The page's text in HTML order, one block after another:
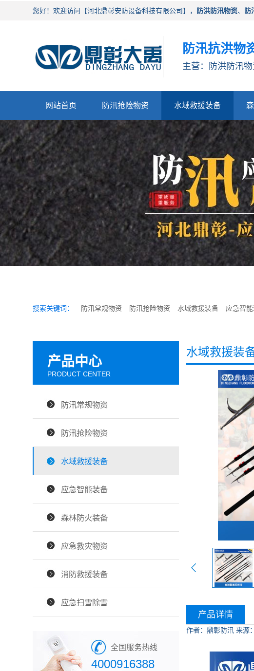
您好！欢迎访问【河北鼎彰安防设备科技有限公司】， 防洪防汛物资、 防
防汛抗洪物
主营：防洪防汛
网站首页 防汛抢险物资 水域救援装备
搜索关键词： 防汛常规物资 防汛抢险物资 水域救援装备 应急智
产品中心
PRODUCT CENTER
防汛常规物资
防汛抢险物资
水域救援装备
应急智能装备
森林防火装备
应急救灾物资
消防救援装备
应急扫雪除雪
全国服务热线
4000916388
水域救援装
产品详情
作者：鼎彰防汛 来源